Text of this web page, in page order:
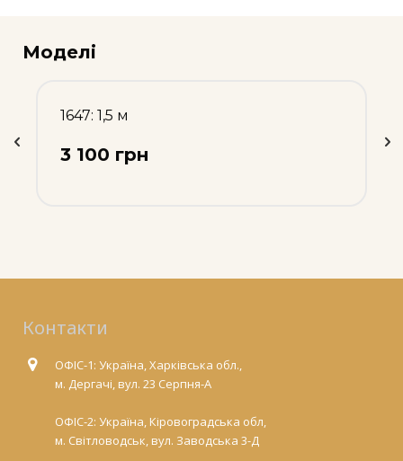
Моделі
1647: 1,5 м
3 100 грн
Контакти
ОФІС-1: Україна, Харківська обл.,
м. Дергачі, вул. 23 Серпня-А
ОФІС-2: Україна, Кіровоградська обл,
м. Світловодськ, вул. Заводська 3-Д